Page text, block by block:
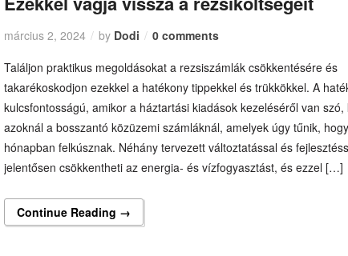
március 2, 2024 by Dodi
0 comments
Találjon praktikus megoldásokat a rezsiszámlák csökkentésére és
takarékoskodjon ezekkel a hatékony tippekkel és trükkökkel. A
kulcsfontosságú, amikor a háztartási kiadások kezeléséről van szó,
azoknál a bosszantó közüzemi számláknál, amelyek úgy tűnik,
hónapban felkúsznak. Néhány tervezett változtatással és
jelentősen csökkentheti az energia- és vízfogyasztást, és ezzel […]
Continue Reading →